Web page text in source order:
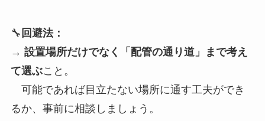
🔧 回避法：
→ 設置場所だけでなく「配管の通り道」まで考え
て選ぶこと。
可能であれば目立たない場所に通す工夫ができ
るか、事前に相談しましょう。